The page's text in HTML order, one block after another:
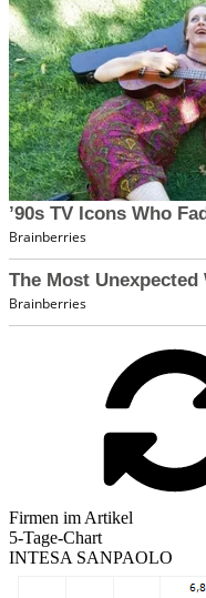
Firmen im Artikel
5-Tage-Chart
INTESA SANPAOLO